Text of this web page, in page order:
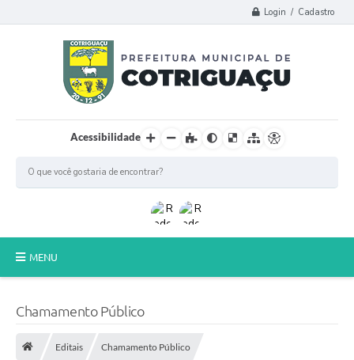
Login / Cadastro
Acessibilidade
MENU
A Prefeitura
Chamamento Público
Editais Chamamento Público